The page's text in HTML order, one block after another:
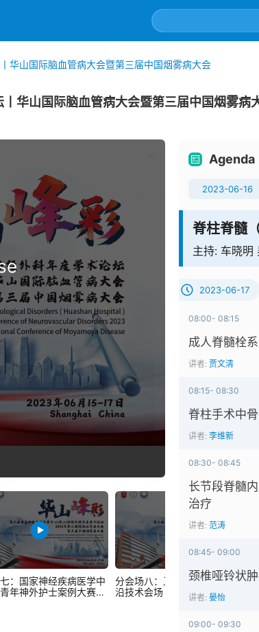
华山国际脑血管病大会暨第三届中国烟雾病大会
华山国际脑血管病大会暨第三届中国烟雾病
：国家神经疾病医学中
年神外护士案例大赛
分会场八：卫星会+脑血管病前
沿技术会场丨华山峰彩
Agenda
2023-06-16
脊柱脊髓（
主持: 车晓明
2023-06-17
08:00- 08:15
成人脊髓栓
讲者: 贾文清
08:15- 08:30
脊柱手术中
讲者: 李维新
08:30- 08:45
长节段脊髓
治疗
讲者: 范涛
08:45- 09:00
颈椎哑铃状
讲者: 晏怡
09:00- 09:30